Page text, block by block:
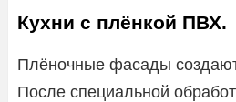
Кухни с плёнкой ПВХ.
Плёночные фасады
После специальной